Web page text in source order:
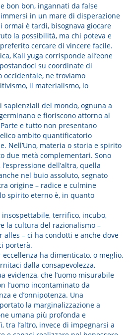
bon bon, ingannati da false
in un mare di disperazione
ormai è tardi, bisognava giocare
la possibilità, ma chi poteva e
cercare di vincere facile.
Kali yuga corrisponde all’eone
su coordinate di
occidentale, ne troviamo
il materialismo, lo
del mondo, ognuna a
e fioriscono attorno al
e tutto non presentano
ambito quantificatorio
Nell’Uno, materia o storia e spirito
due metà complementari. Sono
dell’altra, quella
nel buio assoluto, segnato
origine – radice e culmine
spirito eterno è, in quanto
terrifico, incubo,
la cultura del razionalismo –
– ci ha condotti e anche dove
porterà.
ha dimenticato, o meglio,
dalla consapevolezza,
evidenza, che l’uomo misurabile
l’uomo incontaminato da
e d’onnipotenza. Una
la marginalizzazione a
umana più profonda e
tra l’altro, invece di impegnarsi a